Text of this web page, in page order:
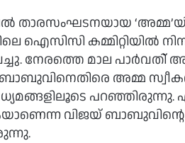
താരസംഘടനയായ
ഐസിസി കമ്മിറ്റിയില്‍
നേരത്തെ മാല പാര്‍വതി്
ബാബുവിനെതിരെ അമ്മ
പറഞ്ഞിരുന്നു.
വിജയ്